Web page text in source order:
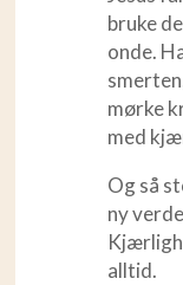
bruke
onde.
mørke
med
Og så
ny
alltid.